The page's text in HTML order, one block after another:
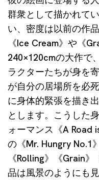
群衆として描かれて
い、密度は以前の作
《Ice Cream》や《
240×120cmの大作で
ラクターたちが身を
が自分の居場所を必
に身体的緊張を描き
とします。こうした
ォーマンス《A
の《Mr. Hungry No.1
《Rolling》《Grain
品は風景のようにも